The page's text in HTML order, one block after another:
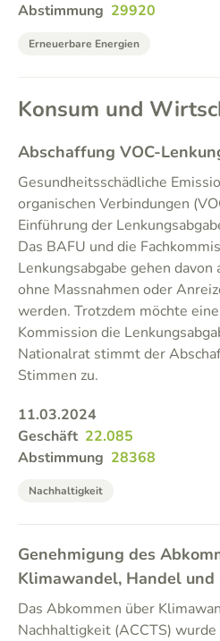
Abstimmung 29920
Erneuerbare Energien
Konsum und
Abschaffung VOC-
Gesundheitsschädliche
organischen Verbindungen
Einführung der
Das BAFU und die
Lenkungsabgabe gehen davon
ohne Massnahmen oder
werden. Trotzdem möchte
Kommission die
Nationalrat stimmt der
Stimmen zu.
11.03.2024
Geschäft 22.085
Abstimmung 28368
Nachhaltigkeit
Genehmigung des
Klimawandel, Handel
Das Abkommen über
Nachhaltigkeit (ACCTS)